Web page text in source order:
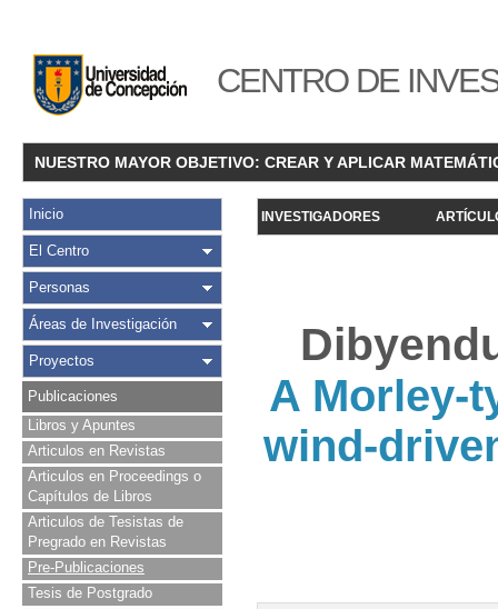
CENTRO DE
NUESTRO MAYOR OBJETIVO: CREAR Y APLICAR
Inicio
El Centro
Personas
Áreas de Investigación
Proyectos
Publicaciones
Libros y Apuntes
Articulos en Revistas
Articulos en Proceedings o
Capítulos de Libros
Articulos de Tesistas de
Pregrado en Revistas
Pre-Publicaciones
Tesis de Postgrado
INVESTIGADORES
A Morley-
wind-